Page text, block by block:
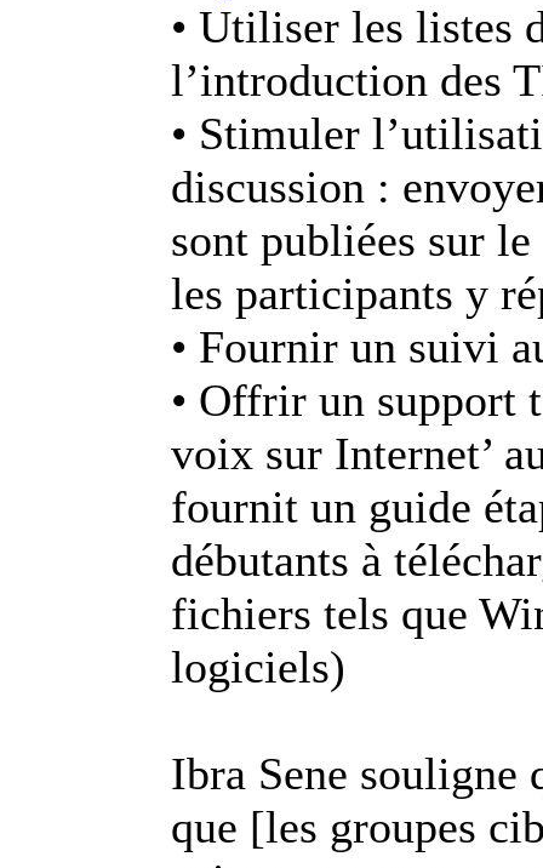
• Utiliser les listes
l’introduction des
• Stimuler
discussion :
sont publiées sur
les participants y
• Fournir un suivi
• Offrir un support
voix sur Internet’
fournit un guide
débutants à
fichiers tels que
logiciels)
Ibra Sene souligne
que [les groupes